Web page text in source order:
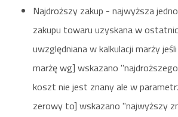
Najdroższy zakup - najwyższa
zakupu towaru uzyskana w
uwzględniana w kalkulacji marży
marżę wg] wskazano
koszt nie jest znany ale w
zerowy to] wskazano "najwyższy